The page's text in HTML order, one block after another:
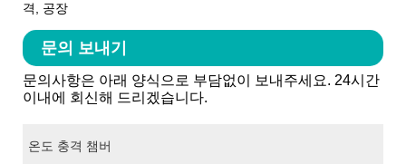
격, 공장
문의 보내기
문의사항은 아래 양식으로 부담없이 보내주세요. 24시간
이내에 회신해 드리겠습니다.